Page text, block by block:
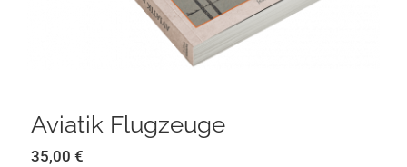
Aviatik Flugzeuge
35,00€